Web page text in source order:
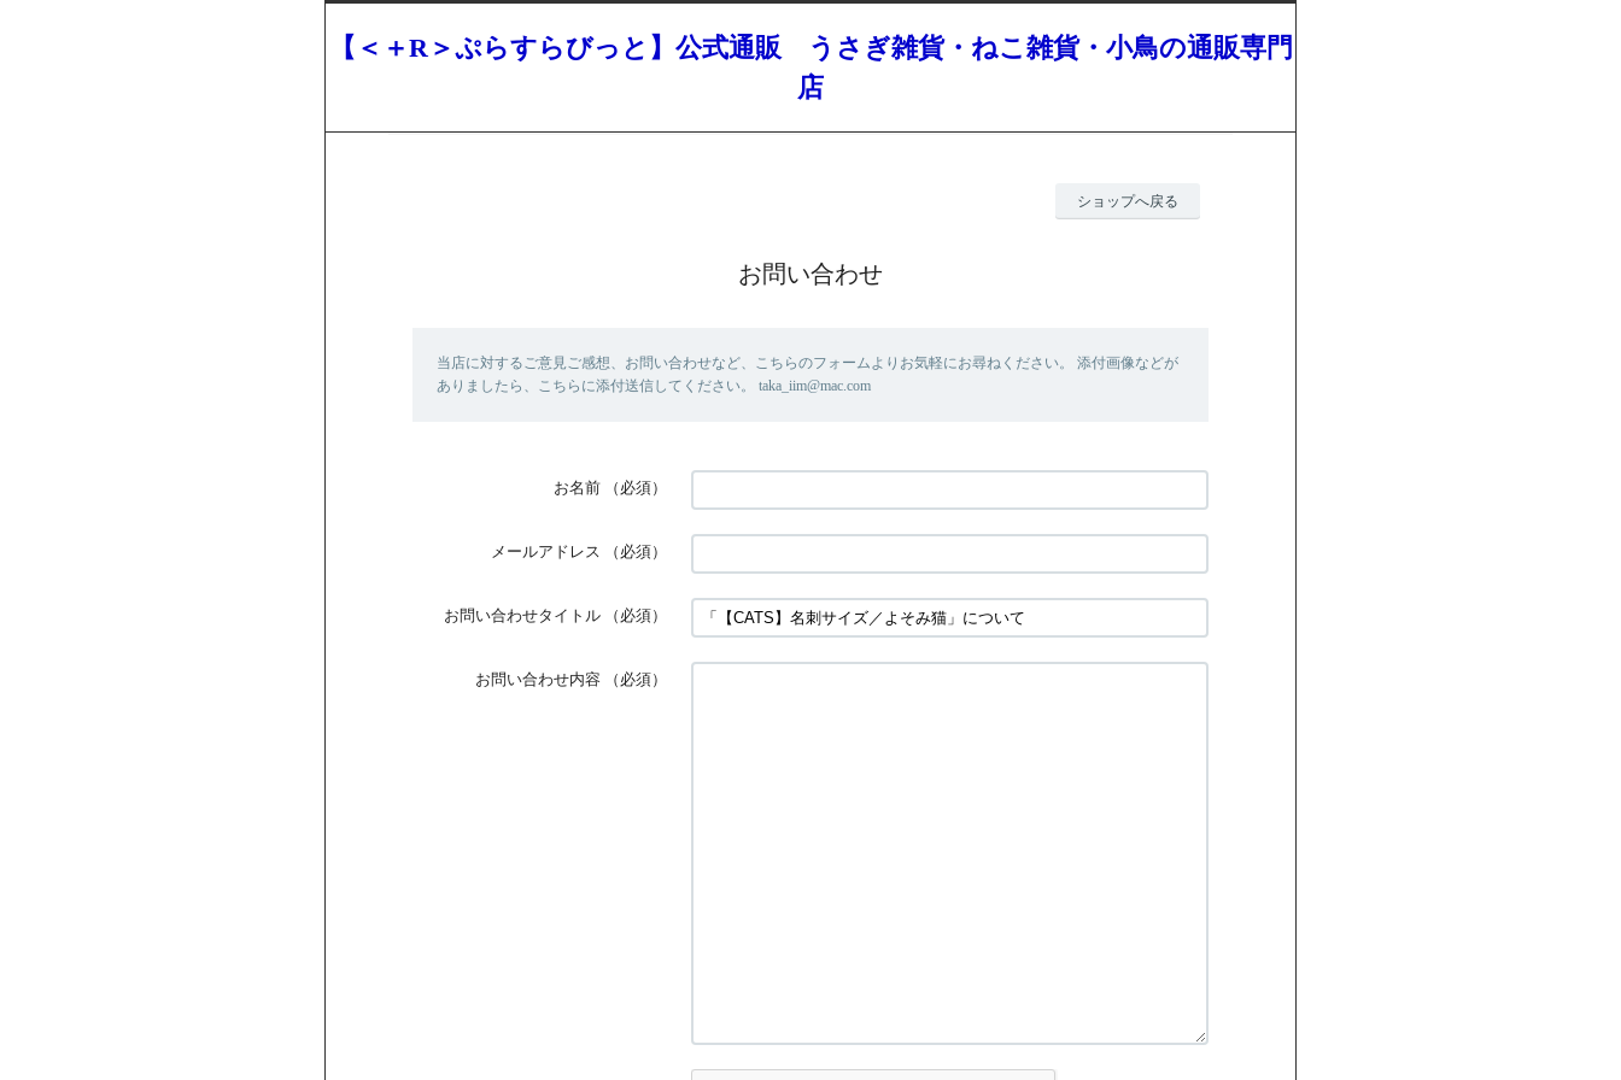
【＜＋R＞ぷらすらびっと】公式通販 うさぎ雑貨・ねこ雑貨・小鳥の通販専門
店
ショップへ戻る
お問い合わせ
当店に対するご意見ご感想、お問い合わせなど、こちらのフォームよりお気軽にお尋ねください。 添付画像などが
ありましたら、こちらに添付送信してください。 taka_iim@mac.com
お名前 （必須）
メールアドレス （必須）
お問い合わせタイトル （必須）
お問い合わせ内容 （必須）